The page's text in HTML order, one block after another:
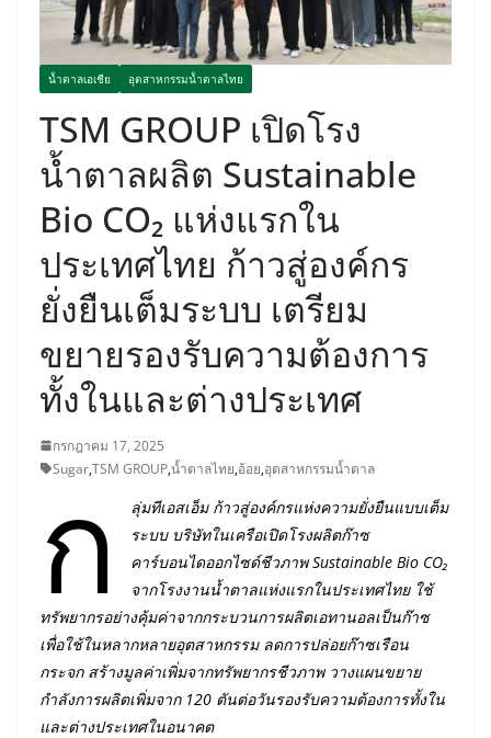
น้ำตาลเอเชีย อุตสาหกรรมน้ำตาลไทย
TSM GROUP เปิดโรง
น้ำตาลผลิต Sustainable
Bio CO₂ แห่งแรกใน
ประเทศไทย ก้าวสู่องค์กร
ยั่งยืนเต็มระบบ เตรียม
ขยายรองรับความต้องการ
ทั้งในและต่างประเทศ
กรกฎาคม 17, 2025
Sugar,TSM GROUP,น้ำตาลไทย,อ้อย,อุตสาหกรรมน้ำตาล
ก
ลุ่มทีเอสเอ็ม ก้าวสู่องค์กรแห่งความยั่งยืนแบบเต็ม
ระบบ บริษัทในเครือเปิดโรงผลิตก๊าซ
คาร์บอนไดออกไซด์ชีวภาพ Sustainable Bio CO₂
จากโรงงานน้ำตาลแห่งแรกในประเทศไทย ใช้
ทรัพยากรอย่างคุ้มค่าจากกระบวนการผลิตเอทานอลเป็นก๊าซ
เพื่อใช้ในหลากหลายอุตสาหกรรม ลดการปล่อยก๊าซเรือน
กระจก สร้างมูลค่าเพิ่มจากทรัพยากรชีวภาพ วางแผนขยาย
กำลังการผลิตเพิ่มจาก 120 ตันต่อวันรองรับความต้องการทั้งใน
และต่างประเทศในอนาคต